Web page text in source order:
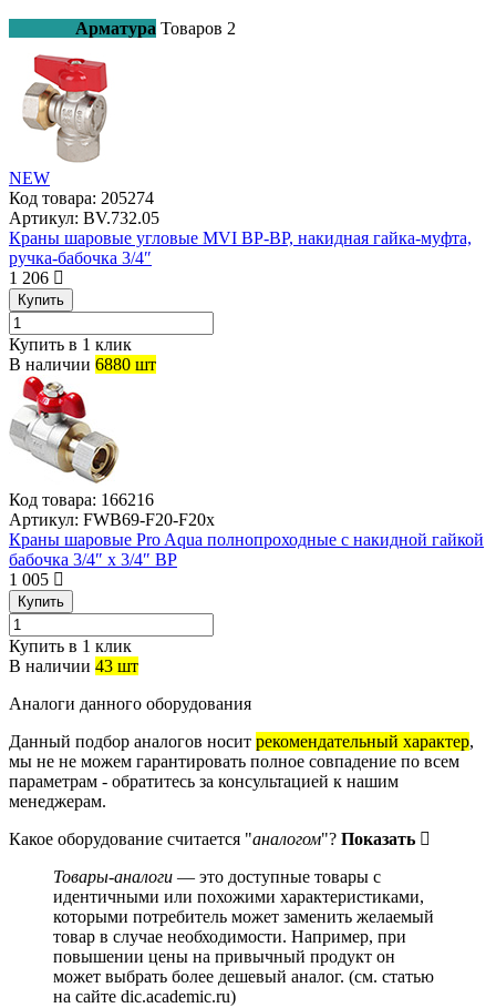
Арматура Товаров 2
NEW
Код товара: 205274
Артикул: BV.732.05
Краны шаровые угловые MVI ВР-ВР, накидная гайка-муфта,
ручка-бабочка 3/4″
1 206
Купить
Купить в 1 клик
В наличии 6880 шт
Код товара: 166216
Артикул: FWB69-F20-F20x
Краны шаровые Pro Aqua полнопроходные с накидной гайкой
бабочка 3/4″ x 3/4″ ВР
1 005
Купить
Купить в 1 клик
В наличии 43 шт
Аналоги данного оборудования
Данный подбор аналогов носит рекомендательный характер,
мы не не можем гарантировать полное совпадение по всем
параметрам - обратитесь за консультацией к нашим
менеджерам.
Какое оборудование считается "аналогом"? Показать
Товары-аналоги — это доступные товары с
идентичными или похожими характеристиками,
которыми потребитель может заменить желаемый
товар в случае необходимости. Например, при
повышении цены на привычный продукт он
может выбрать более дешевый аналог. (см. статью
на сайте dic.academic.ru)